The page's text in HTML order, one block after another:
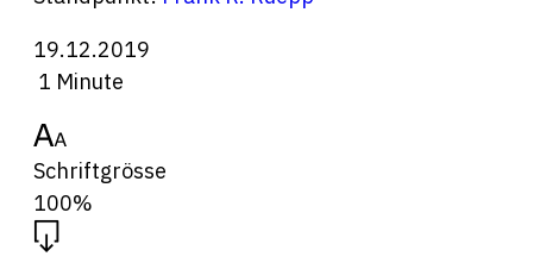
19.12.2019
1 Minute
Schriftgrösse
100%